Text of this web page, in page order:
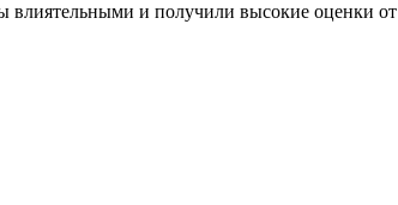
влиятельными и получили высокие оценки от